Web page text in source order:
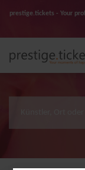
prestige.tickets - Your